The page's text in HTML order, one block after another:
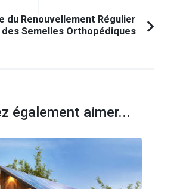
du Renouvellement Régulier
des Semelles Orthopédiques
également aimer...